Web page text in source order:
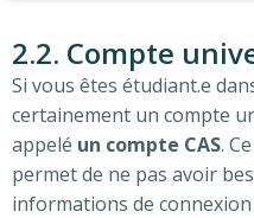
2.2. Compte
Si vous êtes étudiant.e
certainement un compte
appelé un compte CAS.
permet de ne pas avoir
informations de